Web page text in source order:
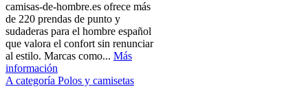
camisas-de-hombre.es ofrece más
de 220 prendas de punto y
sudaderas para el hombre español
que valora el confort sin renunciar
al estilo. Marcas como... Más
información
A categoría Polos y camisetas